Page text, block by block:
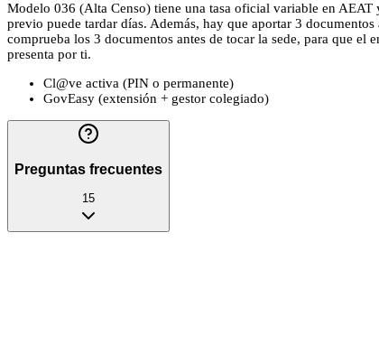
Modelo 036 (Alta Censo) tiene una tasa oficial variable en
previo puede tardar días. Además, hay que aportar 3
comprueba los 3 documentos antes de tocar la sede, para que
presenta por ti.
Cl@ve activa (PIN o permanente)
GovEasy (extensión + gestor colegiado)
Preguntas frecuentes
15